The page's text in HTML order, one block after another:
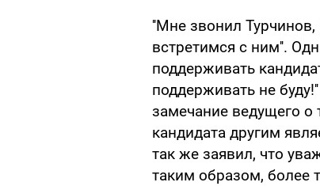
''Мне звонил
встретимся с ним''.
поддерживать
поддерживать не
замечание ведущего о
кандидата другим
так же заявил, что
таким образом, более